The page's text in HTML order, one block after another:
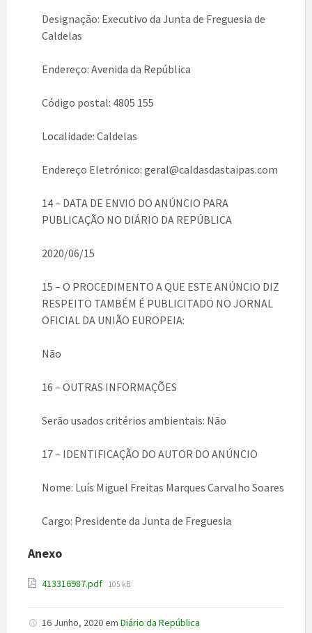
Designação: Executivo da Junta de Freguesia de
Caldelas
Endereço: Avenida da República
Código postal: 4805 155
Localidade: Caldelas
Endereço Eletrónico: geral@caldasdastaipas.com
14 – DATA DE ENVIO DO ANÚNCIO PARA
PUBLICAÇÃO NO DIÁRIO DA REPÚBLICA
2020/06/15
15 – O PROCEDIMENTO A QUE ESTE ANÚNCIO DIZ
RESPEITO TAMBÉM É PUBLICITADO NO JORNAL
OFICIAL DA UNIÃO EUROPEIA:
Não
16 – OUTRAS INFORMAÇÕES
Serão usados critérios ambientais: Não
17 – IDENTIFICAÇÃO DO AUTOR DO ANÚNCIO
Nome: Luís Miguel Freitas Marques Carvalho Soares
Cargo: Presidente da Junta de Freguesia
Anexo
413316987.pdf File
105 kB
16 Junho, 2020em Diário da República